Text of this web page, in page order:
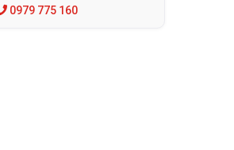
0979 775 160